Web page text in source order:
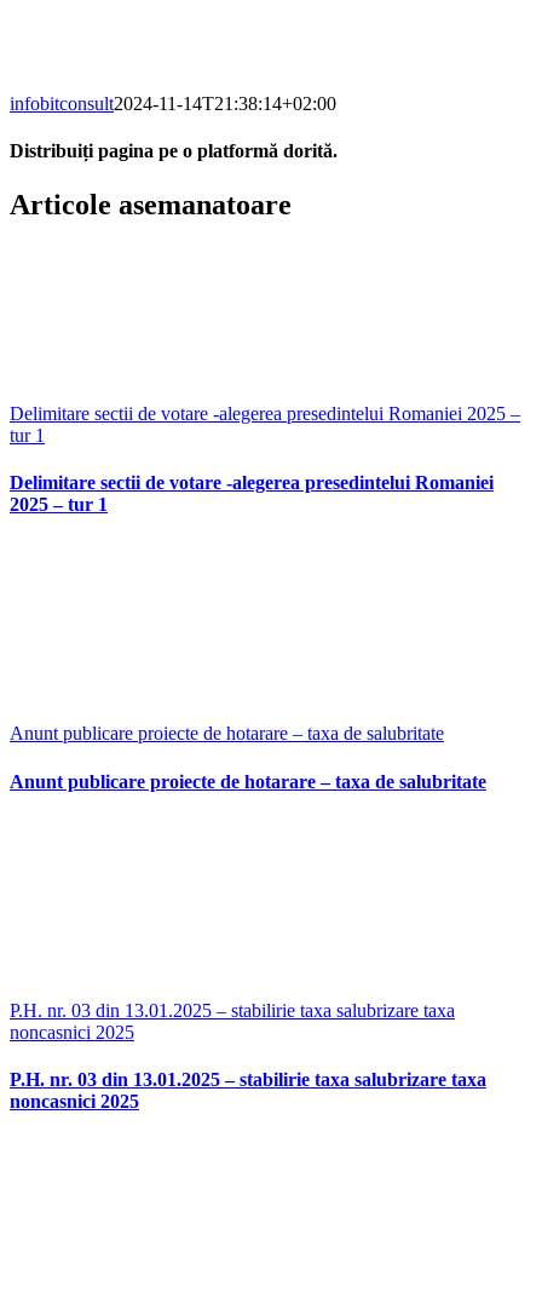
infobitconsult2024-11-14T21:38:14+02:00
Distribuiți pagina pe o platformă dorită.
Facebook
X
LinkedIn
WhatsApp
E-
mail:
Articole asemanatoare
Delimitare sectii de votare -alegerea presedintelui Romaniei 2025 –
tur 1
Delimitare sectii de votare -alegerea presedintelui Romaniei
2025 – tur 1
Anunt publicare proiecte de hotarare – taxa de salubritate
Anunt publicare proiecte de hotarare – taxa de salubritate
P.H. nr. 03 din 13.01.2025 – stabilirie taxa salubrizare taxa
noncasnici 2025
P.H. nr. 03 din 13.01.2025 – stabilirie taxa salubrizare taxa
noncasnici 2025